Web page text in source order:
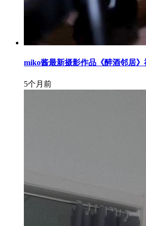
miko酱最新摄影作品《醉酒邻居
5个月前